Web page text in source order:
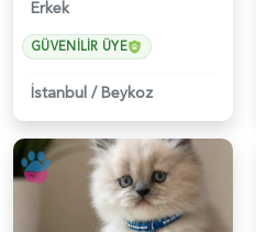
Erkek
GÜVENILIR ÜYE
İstanbul /Beykoz